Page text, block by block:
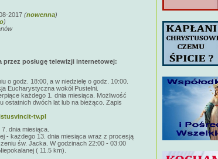
2017 (nowenna)
)
posługę telewizji internetowej:
godz. 18:00, a w niedzielę o godz. 10:00.
Eucharystyczna wokół Pustelni.
każdego 1. dnia miesiąca. Możliwość
ostatnich dwóch lat lub na bieżąco. Zapis
tv.pl
dnia miesiąca.
każdego 13. dnia miesiąca wraz z procesją
św. Jacka. W godzinach 22:00 - 03:00
( 11.5 km).